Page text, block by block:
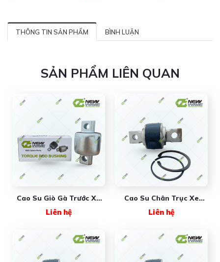
THÔNG TIN SẢN PHẨM BÌNH LUẬN
SẢN PHẨM LIÊN QUAN
Cao Su Giò Gà Trước Xe
NEW WAVE - Giải Pháp
Liên hệ
Cao Su Chân Trục Xe
New Wave
Liên hệ